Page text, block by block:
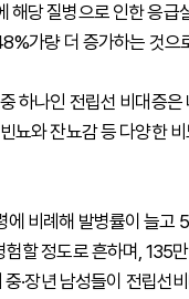
해당 질병으로 인한 응급
가량 더 증가하는 것으
하나인 전립선 비대증
뇨와 잔뇨감 등 다양한
에 비례해 발병률이 늘고
할 정도로 흔하며, 135
·장년 남성들이 전립선